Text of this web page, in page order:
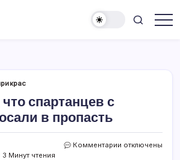
спартанцев с
в пропасть
3 Минут чтения
Комментарии котключены